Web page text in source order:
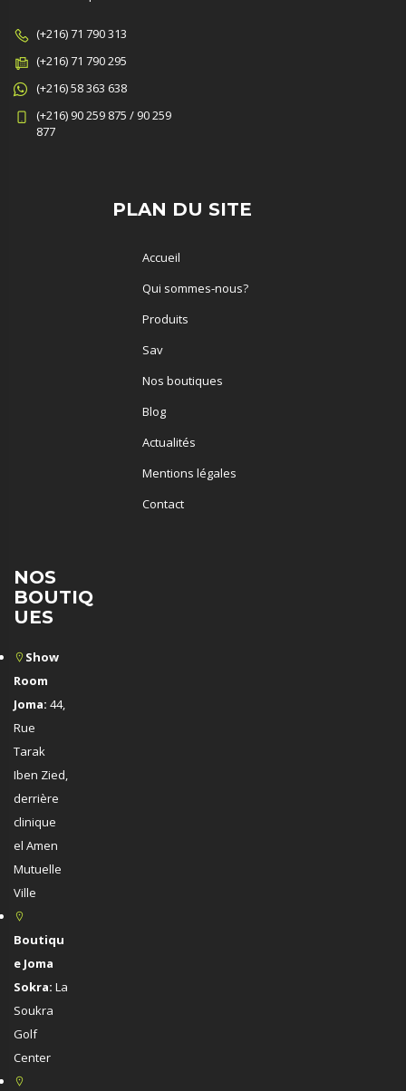
(+216) 71 790 313
(+216) 71 790 295
(+216) 58 363 638
(+216) 90 259 875 / 90 259
877
PLAN DU SITE
Accueil
Qui sommes-nous?
Produits
Sav
Nos boutiques
Blog
Actualités
Mentions légales
Contact
NOS
BOUTIQ
UES
Show
Room
Joma: 44,
Rue
Tarak
Iben Zied,
derrière
clinique
el Amen
Mutuelle
Ville
Boutiqu
e Joma
Sokra: La
Soukra
Golf
Center